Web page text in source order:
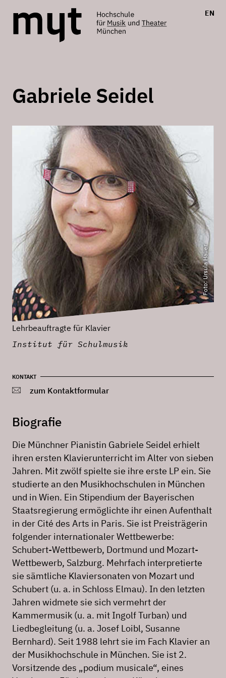
EN
Gabriele Seidel
Lehrbeauftragte für Klavier
Institut für Schulmusik
KONTAKT
zum Kontaktformular
Foto: Ursula Hauer
Biografie
Die Münchner Pianistin Gabriele Seidel erhielt
ihren ersten Klavierunterricht im Alter von sieben
Jahren. Mit zwölf spielte sie ihre erste LP ein. Sie
studierte an den Musikhochschulen in München
und in Wien. Ein Stipendium der Bayerischen
Staatsregierung ermöglichte ihr einen Aufenthalt
in der Cité des Arts in Paris. Sie ist Preisträgerin
folgender internationaler Wettbewerbe:
Schubert-Wettbewerb, Dortmund und Mozart-
Wettbewerb, Salzburg. Mehrfach interpretierte
sie sämtliche Klaviersonaten von Mozart und
Schubert (u. a. in Schloss Elmau). In den letzten
Jahren widmete sie sich vermehrt der
Kammermusik (u. a. mit Ingolf Turban) und
Liedbegleitung (u. a. Josef Loibl, Susanne
Bernhard). Seit 1988 lehrt sie im Fach Klavier an
der Musikhochschule in München. Sie ist 2.
Vorsitzende des „podium musicale“, eines